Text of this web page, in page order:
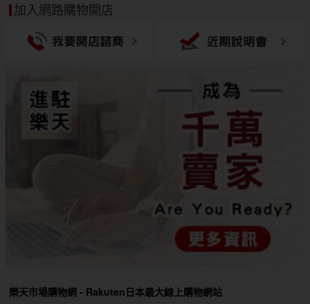
加入網路購物開店
樂天市場購物網 - Rakuten日本最大線上購物網站